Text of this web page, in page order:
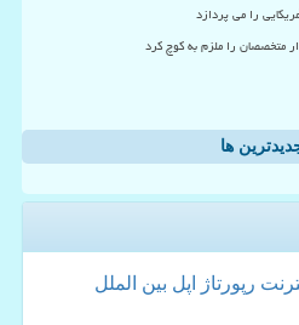
را می پردازد
متخصصان را ملزم به کوچ کرد
ها
رپورتاژ اپل بین الملل